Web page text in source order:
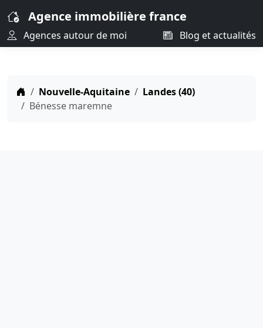
Agence immobilière france
Agences autour de moi Blog et actualités
Nouvelle-Aquitaine
Landes (40)
Bénesse maremne